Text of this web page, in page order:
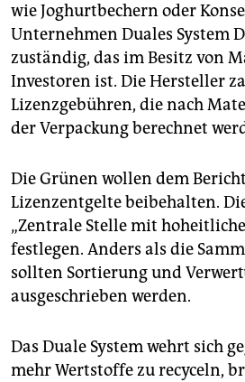
wie Joghurtbechern oder
Unternehmen Duales System
zuständig, das im Besitz von
Investoren ist. Die Hersteller
Lizenzgebühren, die nach
der Verpackung berechnet
Die Grünen wollen dem
Lizenzentgelte beibehalten.
„Zentrale Stelle mit
festlegen. Anders als die
sollten Sortierung und
ausgeschrieben werden.
Das Duale System wehrt sich
mehr Wertstoffe zu recyceln,